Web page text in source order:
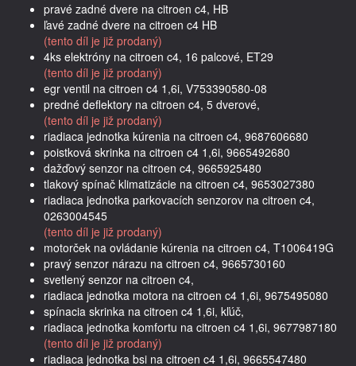
pravé zadné dvere na citroen c4, HB
ľavé zadné dvere na citroen c4 HB
(tento díl je již prodaný)
4ks elektróny na citroen c4, 16 palcové, ET29
(tento díl je již prodaný)
egr ventil na citroen c4 1,6i, V753390580-08
predné deflektory na citroen c4, 5 dverové,
(tento díl je již prodaný)
riadiaca jednotka kúrenia na citroen c4, 9687606680
poistková skrinka na citroen c4 1,6i, 9665492680
dažďový senzor na citroen c4, 9665925480
tlakový spínač klimatizácie na citroen c4, 9653027380
riadiaca jednotka parkovacích senzorov na citroen c4,
0263004545
(tento díl je již prodaný)
motorček na ovládanie kúrenia na citroen c4, T1006419G
pravý senzor nárazu na citroen c4, 9665730160
svetlený senzor na citroen c4,
riadiaca jednotka motora na citroen c4 1,6i, 9675495080
spínacia skrinka na citroen c4 1,6i, kľúč,
riadiaca jednotka komfortu na citroen c4 1,6i, 9677987180
(tento díl je již prodaný)
riadiaca jednotka bsi na citroen c4 1,6i, 9665547480